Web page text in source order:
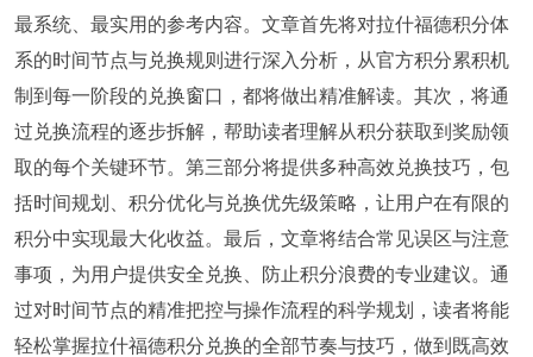
最系统、最实用的参考内容。文章首先将对拉什福德积分体
系的时间节点与兑换规则进行深入分析，从官方积分累积机
制到每一阶段的兑换窗口，都将做出精准解读。其次，将通
过兑换流程的逐步拆解，帮助读者理解从积分获取到奖励领
取的每个关键环节。第三部分将提供多种高效兑换技巧，包
括时间规划、积分优化与兑换优先级策略，让用户在有限的
积分中实现最大化收益。最后，文章将结合常见误区与注意
事项，为用户提供安全兑换、防止积分浪费的专业建议。通
过对时间节点的精准把控与操作流程的科学规划，读者将能
轻松掌握拉什福德积分兑换的全部节奏与技巧，做到既高效